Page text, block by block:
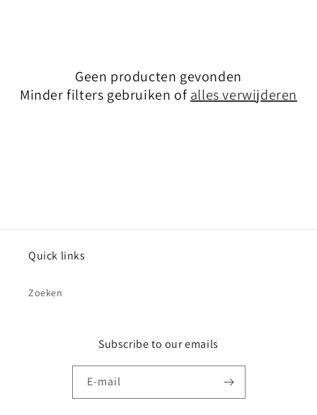
Geen producten gevonden
Minder filters gebruiken of alles verwijderen
Quick links
Zoeken
Subscribe to our emails
E‑mail